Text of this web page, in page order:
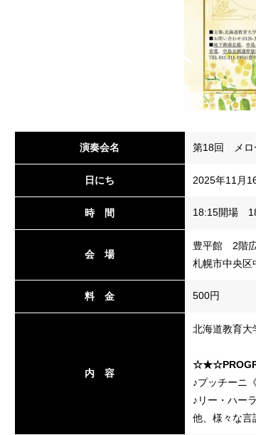
演奏会名 第18回 メロ
日にち 2025年11月
時 間 18:15開場
会 場
豊平館 2階
札幌市中央区
料 金 500円
内 容
北海道教育大
♪プッチーニ
♪リー・ハー
他、様々な言